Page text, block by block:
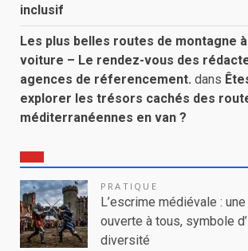
inclusif
Les plus belles routes de montagne
voiture – Le rendez-vous des
agences de réferencement. dans
explorer les trésors cachés des
méditerranéennes en van ?
PRATIQUE
L’escrime médiévale :
ouverte à tous, symbole
diversité